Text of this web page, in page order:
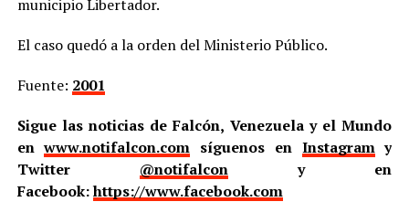
municipio Libertador.
El caso quedó a la orden del Ministerio Público.
Fuente: 2001
Sigue las noticias de Falcón, Venezuela y el Mundo
enwww.notifalcon.com síguenos en Instagramy
Twitter @notifalcony en
Facebook:https://www.facebook.com